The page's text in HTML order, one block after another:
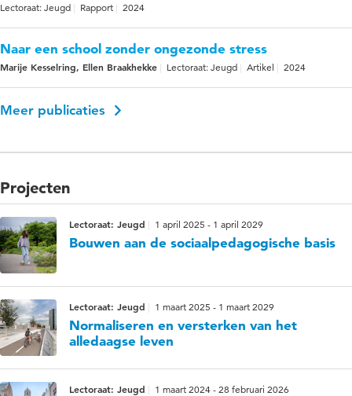
Lectoraat: Jeugd Rapport 2024
Naar een school zonder ongezonde stress
Marije Kesselring, Ellen Braakhekke Lectoraat: Jeugd Artikel 2024
Meer publicaties
Projecten
Lectoraat: Jeugd 1 april 2025 - 1 april 2029
Bouwen aan de sociaalpedagogische basis
Lectoraat: Jeugd 1 maart 2025 - 1 maart 2029
Normaliseren en versterken van het
alledaagse leven
Lectoraat: Jeugd 1 maart 2024 - 28 februari 2026